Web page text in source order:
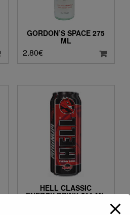
GORDON’S SPACE 275
ML
2.80€
HELL CLASSIC
ENERGY DRINK 500 ML